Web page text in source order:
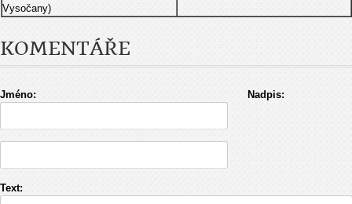
Vysočany)
KOMENTÁŘE
Jméno: Nadpis:
Text: